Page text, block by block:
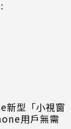
新型「小視窗
用戶無需